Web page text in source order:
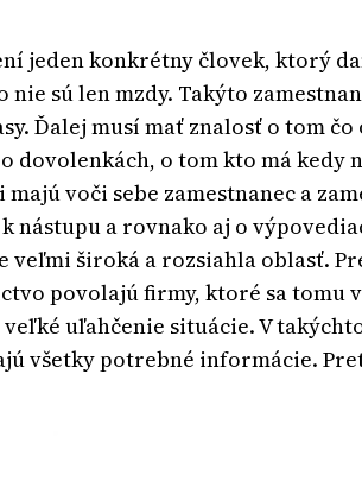
jeden konkrétny človek, ktorý
sú len mzdy. Takýto
Ďalej musí mať znalosť o tom
dovolenkách, o tom kto má
voči sebe zamestnanec a
nástupu a rovnako aj o
široká a rozsiahla oblasť.
povolajú firmy, ktoré sa
uľahčenie situácie. V
všetky potrebné informácie.